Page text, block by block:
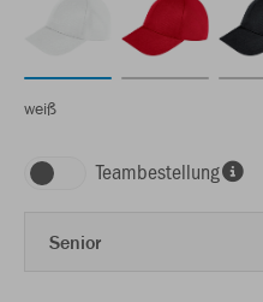
weiß
Teambestellung
Senior